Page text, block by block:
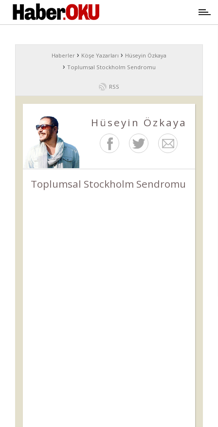
Haberler › Köşe Yazarları › Hüseyin Özkaya
› Toplumsal Stockholm Sendromu
RSS
Hüseyin Özkaya
Toplumsal Stockholm Sendromu